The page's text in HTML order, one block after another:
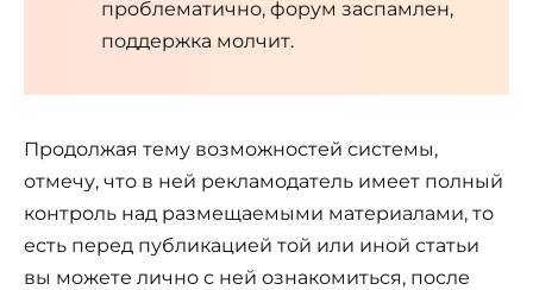
проблематично, форум заспамлен,
поддержка молчит.
Продолжая тему возможностей системы,
отмечу, что в ней рекламодатель имеет полный
контроль над размещаемыми материалами, то
есть перед публикацией той или иной статьи
вы можете лично с ней ознакомиться, после